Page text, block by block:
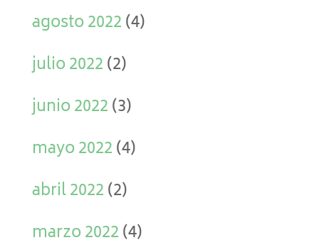
agosto 2022(4)
julio 2022(2)
junio 2022(3)
mayo 2022(4)
abril 2022(2)
marzo 2022(4)